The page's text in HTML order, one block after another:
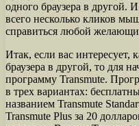
одного браузера в другой.
всего несколько кликов
справиться любой
Итак, если вас интересует,
браузера в другой, то для
программу Transmute.
в трех вариантах:
названием Transmute
Transmute Plus за 20